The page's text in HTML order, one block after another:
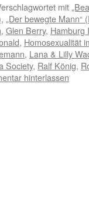
mit
, „Der bewegte Mann“
, Glen Berry, Hamburg
, Homosexualität
, Lana & Lilly
Society, Ralf König,
hinterlassen